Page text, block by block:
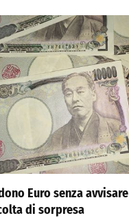
Euro senza
di sorpresa